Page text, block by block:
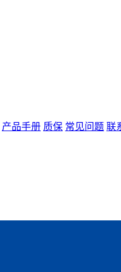
产品手册 质保 常见问题 联